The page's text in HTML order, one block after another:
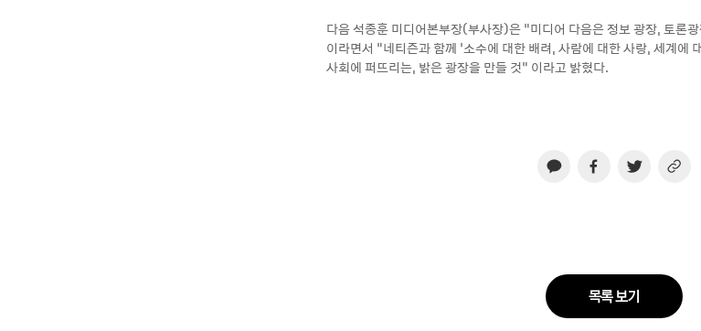
다음 석종훈 미디어본부장(부사장)은 “미디어 다음은 정보 광장, 토론
이라면서 “네티즌과 함께 ‘소수에 대한 배려, 사람에 대한 사랑, 세계에
사회에 퍼뜨리는, 밝은 광장을 만들 것” 이라고 밝혔다.
목록 보기